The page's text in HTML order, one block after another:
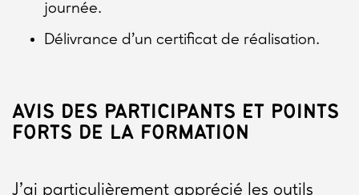
journée.
Délivrance d’un certificat de réalisation.
AVIS DES PARTICIPANTS ET POINTS
FORTS DE LA FORMATION
J’ai particulièrement apprécié les outils